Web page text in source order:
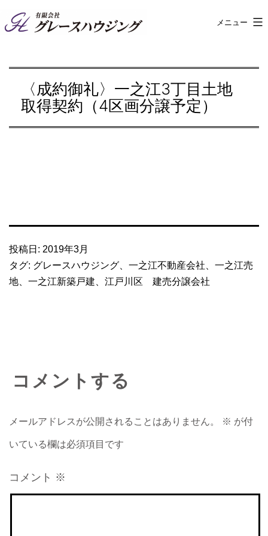
ン
ン
ス
有 メニュー
〈成約御礼〉一之江3丁目土地
取得契約（4区画分譲予定）
投稿日: 2019年3月
タグ: グレースハウジング 一之江不動産会社
一之江売
地
一之江新築戸建 江戸川区 建売分譲会社
コメントする
メールアドレスが公開されることはありません。 ※ が付
いている欄は必須項目です
コメント ※